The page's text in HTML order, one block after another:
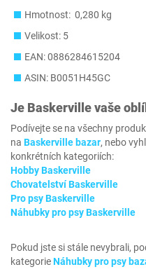
Hmotnost: 0,280 kg
Velikost: 5
EAN: 0886284615204
ASIN: B0051H45GC
Je Baskervillevaše
Podívejte se na všechny
na Baskerville bazar, nebo
konkrétních kategoriích:
Hobby Baskerville
Chovatelství Baskerville
Pro psy Baskerville
Náhubky pro psy Baskerville
Pokud jste si stále nevybrali,
kategorieNáhubky pro psy